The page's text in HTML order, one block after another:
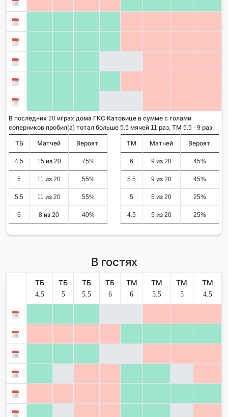
В последних 20 играх дома ГКС Катовице в сумме с голами
соперников пробил(а) тотал больше 5.5 мячей 11 раз, ТМ 5.5 - 9 раз.
ТБ Матчей Вероят.
4.5 15 из 20 75%
5 11 из 20 55%
5.5 11 из 20 55%
6 8 из 20 40%
ТМ Матчей Вероят.
6 9 из 20 45%
5.5 9 из 20 45%
5 5 из 20 25%
4.5 5 из 20 25%
В гостях
ТБ
4.5
ТБ
5
ТБ
5.5
ТБ
6
ТМ
6
ТМ
5.5
ТМ
5
ТМ
4.5